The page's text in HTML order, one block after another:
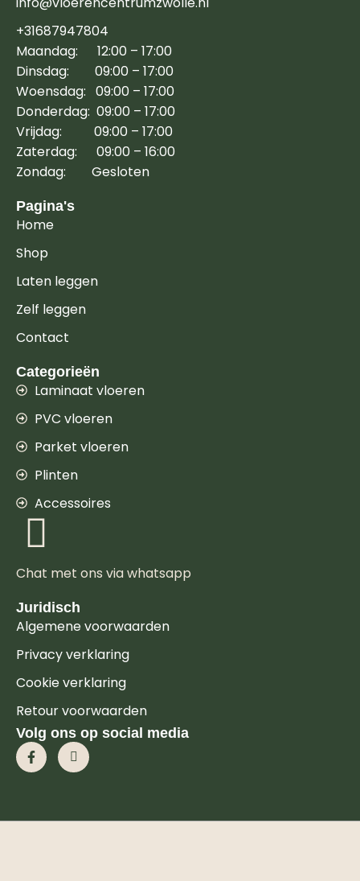
+31687947804
Maandag: 12:00 – 17:00
Dinsdag: 09:00 – 17:00
Woensdag: 09:00 – 17:00
Donderdag: 09:00 – 17:00
Vrijdag: 09:00 – 17:00
Zaterdag: 09:00 – 16:00
Zondag: Gesloten
Pagina's
Home
Shop
Laten leggen
Zelf leggen
Contact
Categorieën
Laminaat vloeren
PVC vloeren
Parket vloeren
Plinten
Accessoires
Chat met ons via whatsapp
Juridisch
Algemene voorwaarden
Privacy verklaring
Cookie verklaring
Retour voorwaarden
Volg ons op social media